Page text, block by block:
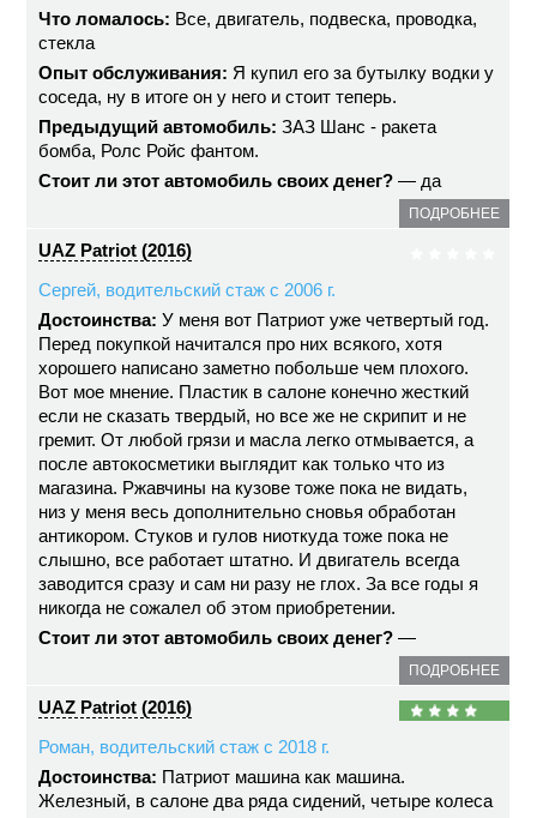
Что ломалось: Все, двигатель, подвеска, проводка,
стекла
Опыт обслуживания: Я купил его за бутылку водки у
соседа, ну в итоге он у него и стоит теперь.
Предыдущий автомобиль: ЗАЗ Шанс - ракета
бомба, Ролс Ройс фантом.
Стоит ли этот автомобиль своих денег? — да
ПОДРОБНЕЕ
UAZ Patriot (2016)
Сергей, водительский стаж с 2006 г.
Достоинства: У меня вот Патриот уже четвертый год.
Перед покупкой начитался про них всякого, хотя
хорошего написано заметно побольше чем плохого.
Вот мое мнение. Пластик в салоне конечно жесткий
если не сказать твердый, но все же не скрипит и не
гремит. От любой грязи и масла легко отмывается, а
после автокосметики выглядит как только что из
магазина. Ржавчины на кузове тоже пока не видать,
низ у меня весь дополнительно сновья обработан
антикором. Стуков и гулов ниоткуда тоже пока не
слышно, все работает штатно. И двигатель всегда
заводится сразу и сам ни разу не глох. За все годы я
никогда не сожалел об этом приобретении.
Стоит ли этот автомобиль своих денег? —
ПОДРОБНЕЕ
UAZ Patriot (2016)
Роман, водительский стаж с 2018 г.
Достоинства: Патриот машина как машина.
Железный, в салоне два ряда сидений, четыре колеса